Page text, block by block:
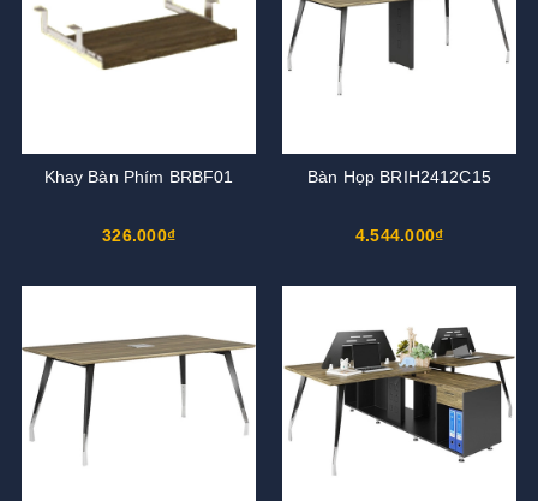
Khay Bàn Phím BRBF01
326.000₫
Bàn Họp BRIH2412C15
4.544.000₫